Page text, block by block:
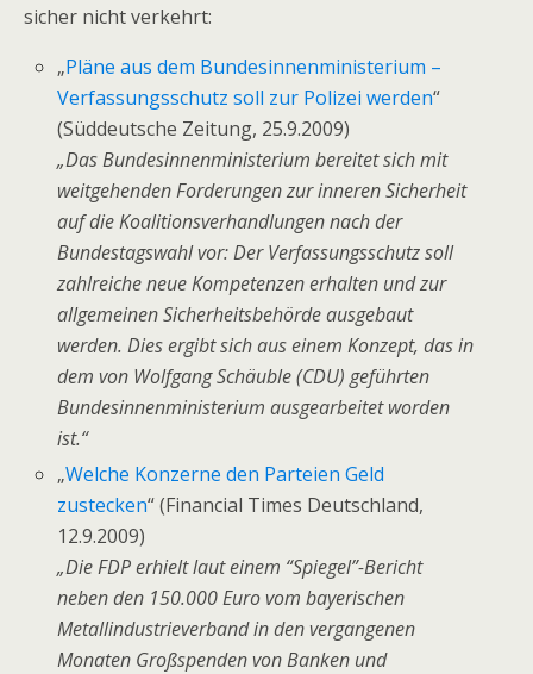
sicher nicht verkehrt:
„Pläne aus dem Bundesinnenministerium –
Verfassungsschutz soll zur Polizei werden“
(Süddeutsche Zeitung, 25.9.2009)
„Das Bundesinnenministerium bereitet sich mit
weitgehenden Forderungen zur inneren Sicherheit
auf die Koalitionsverhandlungen nach der
Bundestagswahl vor: Der Verfassungsschutz soll
zahlreiche neue Kompetenzen erhalten und zur
allgemeinen Sicherheitsbehörde ausgebaut
werden. Dies ergibt sich aus einem Konzept, das in
dem von Wolfgang Schäuble (CDU) geführten
Bundesinnenministerium ausgearbeitet worden
ist.“
„Welche Konzerne den Parteien Geld
zustecken“ (Financial Times Deutschland,
12.9.2009)
„Die FDP erhielt laut einem “Spiegel”-Bericht
neben den 150.000 Euro vom bayerischen
Metallindustrieverband in den vergangenen
Monaten Großspenden von Banken und